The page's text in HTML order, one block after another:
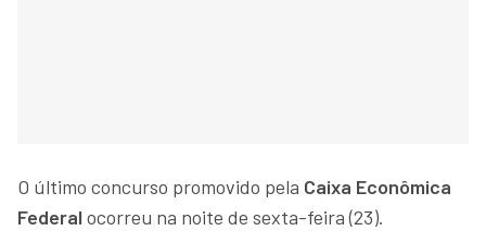
O último concurso promovido pela Caixa Econômica
Federal ocorreu na noite de sexta-feira (23).